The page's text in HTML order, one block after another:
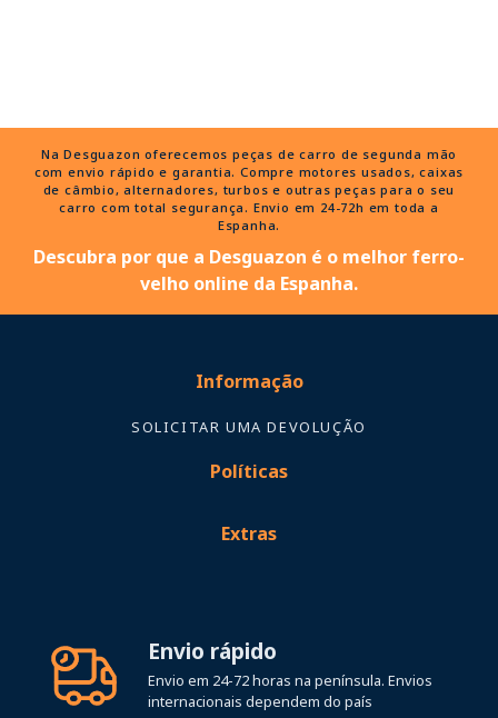
Na Desguazon oferecemos peças de carro de segunda mão
com envio rápido e garantia. Compre motores usados, caixas
de câmbio, alternadores, turbos e outras peças para o seu
carro com total segurança. Envio em 24-72h em toda a
Espanha.
Descubra por que a Desguazon é o melhor ferro-
velho online da Espanha.
Informação
SOLICITAR UMA DEVOLUÇÃO
Políticas
Extras
Envio rápido
Envio em 24-72 horas na península. Envios
internacionais dependem do país